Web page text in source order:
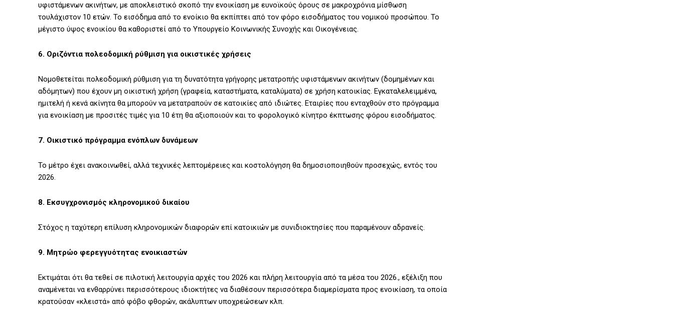
υφιστάμενων ακινήτων, με αποκλειστικό σκοπό την ενοικίαση με ευνοϊκούς όρους σε μακροχρόνια μίσθωση
τουλάχιστον 10 ετών. Το εισόδημα από το ενοίκιο θα εκπίπτει από τον φόρο εισοδήματος του νομικού προσώπου. Το
μέγιστο ύψος ενοικίου θα καθοριστεί από το Υπουργείο Κοινωνικής Συνοχής και Οικογένειας.
6. Οριζόντια πολεοδομική ρύθμιση για οικιστικές χρήσεις
Νομοθετείται πολεοδομική ρύθμιση για τη δυνατότητα γρήγορης μετατροπής υφιστάμενων ακινήτων (δομημένων και
αδόμητων) που έχουν μη οικιστική χρήση (γραφεία, καταστήματα, καταλύματα) σε χρήση κατοικίας. Εγκαταλελειμμένα,
ημιτελή ή κενά ακίνητα θα μπορούν να μετατραπούν σε κατοικίες από ιδιώτες. Εταιρίες που ενταχθούν στο πρόγραμμα
για ενοικίαση με προσιτές τιμές για 10 έτη θα αξιοποιούν και το φορολογικό κίνητρο έκπτωσης φόρου εισοδήματος.
7. Οικιστικό πρόγραμμα ενόπλων δυνάμεων
Το μέτρο έχει ανακοινωθεί, αλλά τεχνικές λεπτομέρειες και κοστολόγηση θα δημοσιοποιηθούν προσεχώς, εντός του
2026.
8. Εκσυγχρονισμός κληρονομικού δικαίου
Στόχος η ταχύτερη επίλυση κληρονομικών διαφορών επί κατοικιών με συνιδιοκτησίες που παραμένουν αδρανείς.
9. Μητρώο φερεγγυότητας ενοικιαστών
Εκτιμάται ότι θα τεθεί σε πιλοτική λειτουργία αρχές του 2026 και πλήρη λειτουργία από τα μέσα του 2026., εξέλιξη που
αναμένεται να ενθαρρύνει περισσότερους ιδιοκτήτες να διαθέσουν περισσότερα διαμερίσματα προς ενοικίαση, τα οποία
κρατούσαν «κλειστά» από φόβο φθορών, ακάλυπτων υποχρεώσεων κλπ.